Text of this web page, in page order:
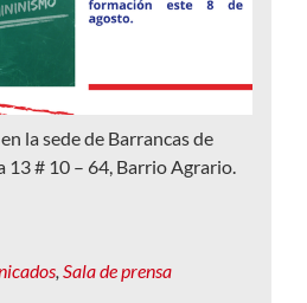
la sede de Barrancas de
13 # 10 – 64, Barrio Agrario.
, Sala de prensa